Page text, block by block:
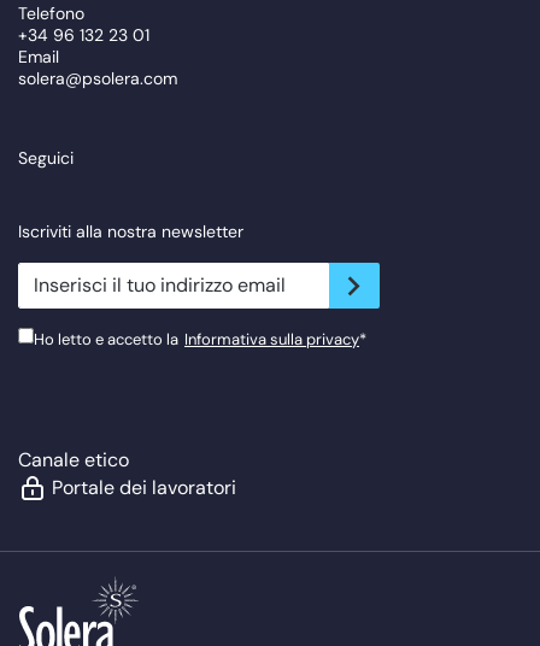
Telefono
+34 96 132 23 01
Email
solera@psolera.com
Seguici
Iscriviti alla nostra newsletter
newsletter.suscribe
Ho letto e accetto la Informativa sulla privacy*
Canale etico
Portale dei lavoratori